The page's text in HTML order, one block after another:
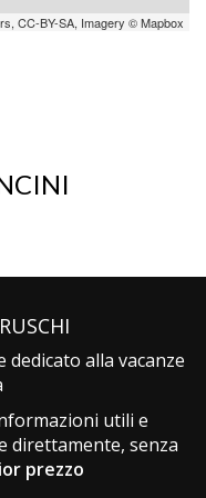
CC-BY-SA, Imagery © Mapbox
alla vacanze
utili e
senza
prezzo